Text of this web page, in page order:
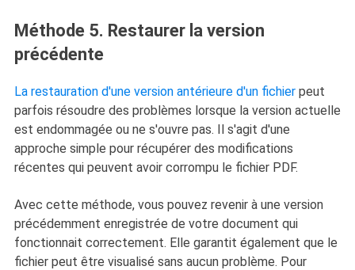
Méthode 5. Restaurer la version
précédente
La restauration d'une version antérieure d'un fichierpeut
parfois résoudre des problèmes lorsque la version actuelle
est endommagée ou ne s'ouvre pas. Il s'agit d'une
approche simple pour récupérer des modifications
récentes qui peuvent avoir corrompu le fichier PDF.
Avec cette méthode, vous pouvez revenir à une version
précédemment enregistrée de votre document qui
fonctionnait correctement. Elle garantit également que le
fichier peut être visualisé sans aucun problème. Pour